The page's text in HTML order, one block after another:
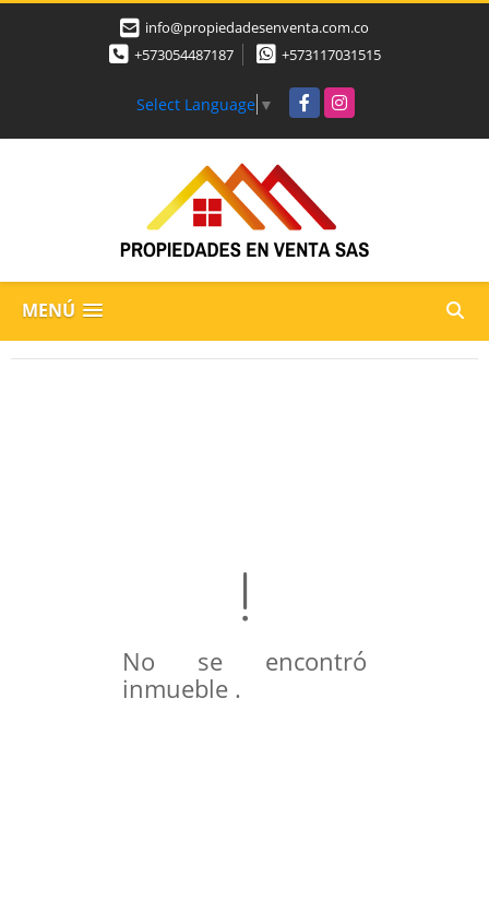
info@propiedadesenventa.com.co
+573054487187
+573117031515
Select Language ▼ FacebookInstagram
MENÚ
No se encontró
inmueble .